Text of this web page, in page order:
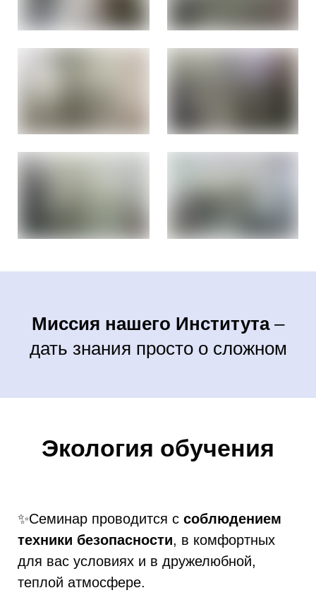
Миссия нашего Института –
дать знания просто о сложном
Экология обучения
✨Семинар проводится с соблюдением
техники безопасности, в комфортных
для вас условиях и в дружелюбной,
теплой атмосфере.